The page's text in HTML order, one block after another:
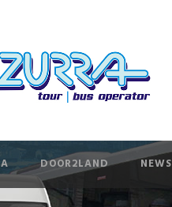
DOOR2LAND NEWS